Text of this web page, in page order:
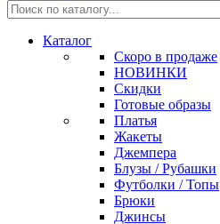
Каталог
Скоро в продаже
НОВИНКИ
Скидки
Готовые образы
Платья
Жакеты
Джемпера
Блузы / Рубашки
Футболки / Топы
Брюки
Джинсы